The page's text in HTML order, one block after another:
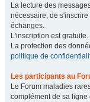
La lecture des
nécessaire, de
échanges.
L'inscription est
La protection des
politique de
Les participants au
Le Forum maladies
complément de sa ligne